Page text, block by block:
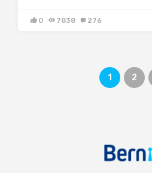
0 7838 276
1 2